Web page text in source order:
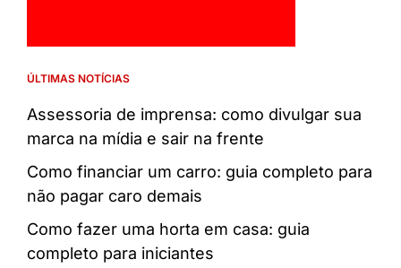
ÚLTIMAS NOTÍCIAS
Assessoria de imprensa: como divulgar sua
marca na mídia e sair na frente
Como financiar um carro: guia completo para
não pagar caro demais
Como fazer uma horta em casa: guia
completo para iniciantes